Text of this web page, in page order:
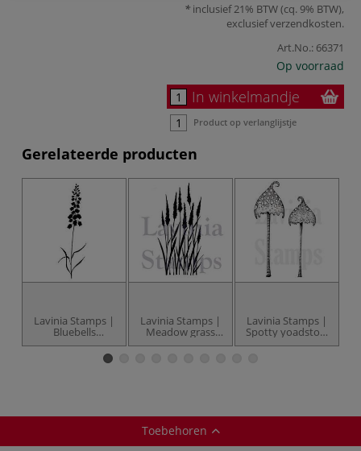
inclusief 21% BTW (cq. 9% BTW),
exclusiefverzendkosten.
Art.No.: 66371
Op voorraad
In winkelmandje
Product op verlanglijstje
Gerelateerde producten
Lavinia Stamps |
Bluebells
motiefstempel
Lavinia Stamps |
Meadow grass
motiefstempel
Lavinia Stamps |
Spotty yoadstool
motiefstempel —
Toebehoren